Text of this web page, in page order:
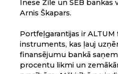
Inese Zīle un SEB bankas
Arnis Škapars.
Portfeļgarantijas ir ALTUM
instruments, kas ļauj
finansējumu bankā
procentu likmi un